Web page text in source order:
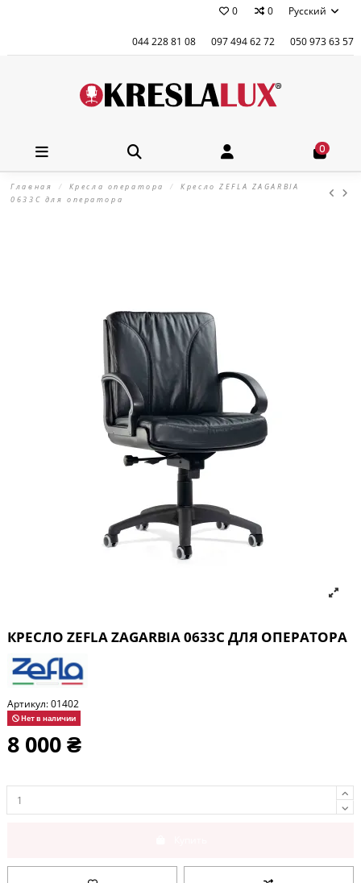
0 0 Русский
044 228 81 08 097 494 62 72 050 973 63 57
0
Главная Кресла оператора
Кресло ZEFLA ZAGARBIA
0633C для оператора
КРЕСЛО ZEFLA ZAGARBIA 0633C ДЛЯ ОПЕРАТОРА
Артикул:01402
Нет в наличии
8 000 ₴